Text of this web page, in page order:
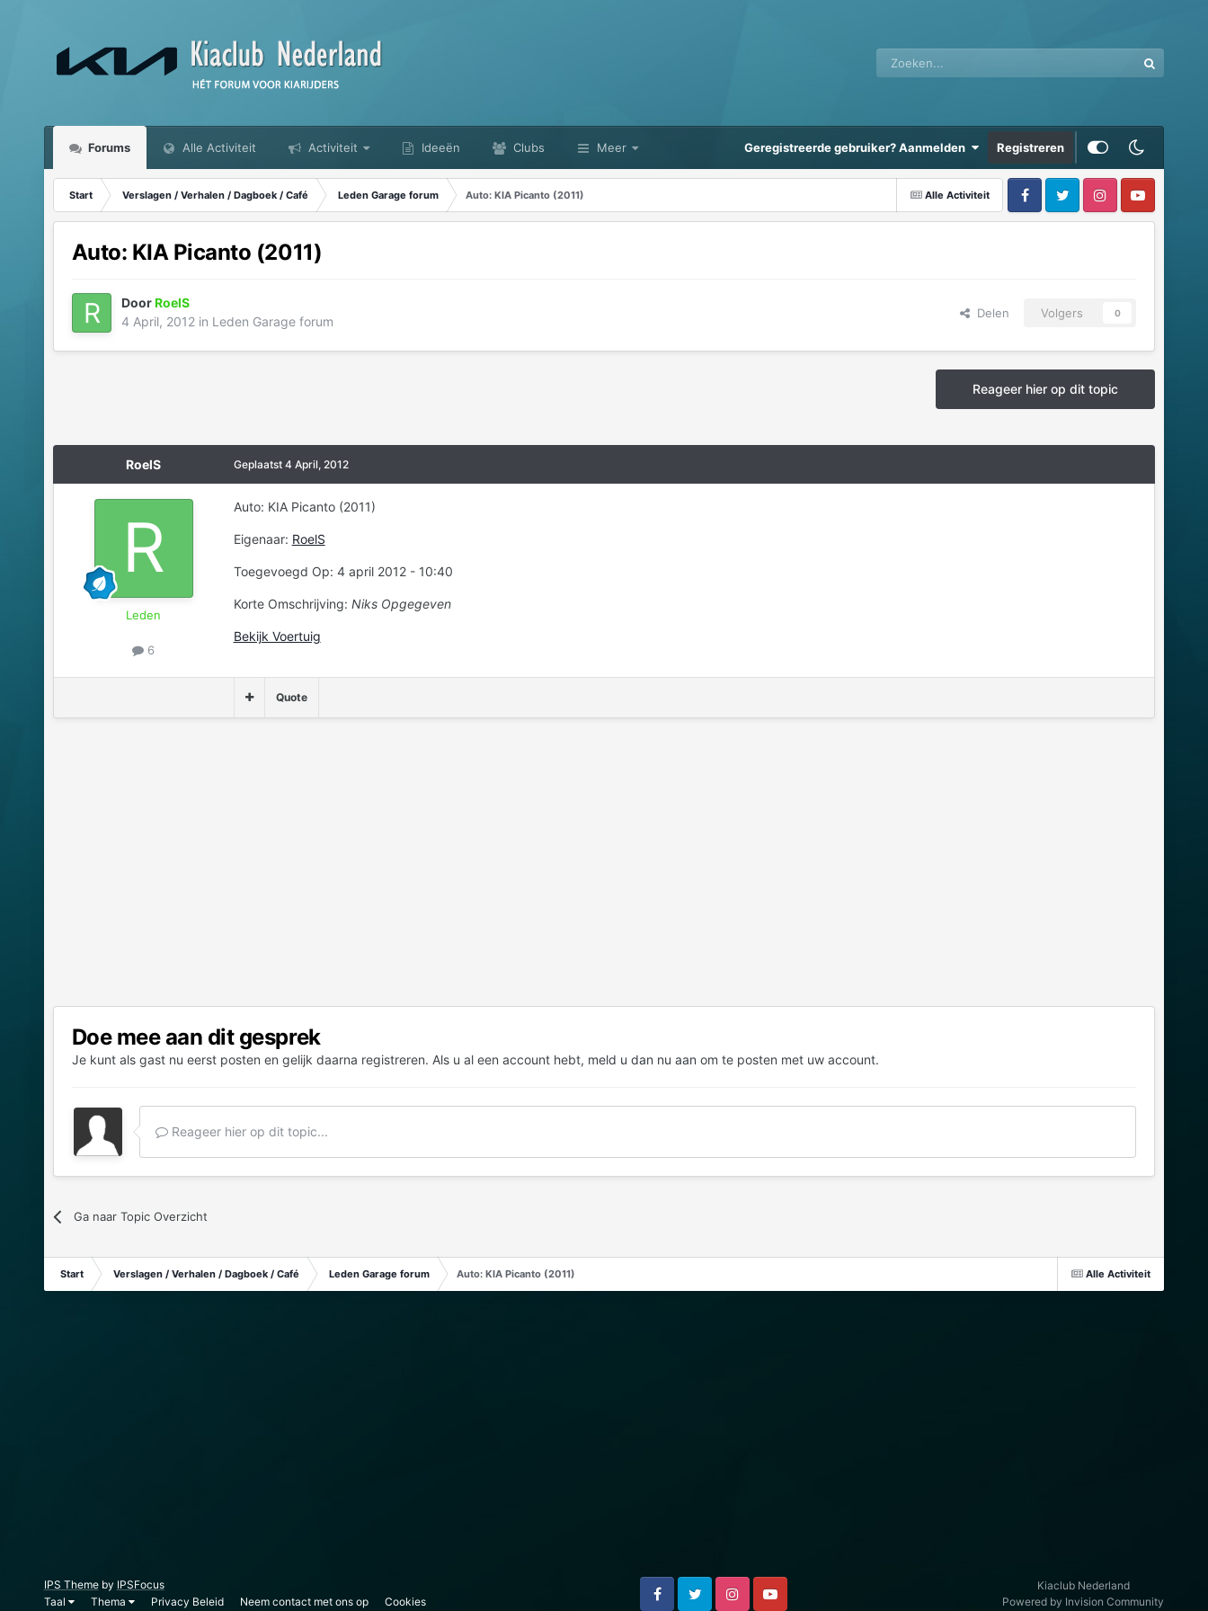
Forums Alle Activiteit Activiteit Ideeën Clubs Meer Geregistreerde gebruiker? Aanmelden Registreren
Alle Activiteit
Start Verslagen / Verhalen / Dagboek / Café Leden Garage forum Auto: KIA Picanto (2011)
Auto: KIA Picanto (2011)
DoorRoelS
4 April, 2012in Leden Garage forum
Delen Volgers 0
Reageer hier op dit topic
RoelS
Leden
6
Geplaatst 4 April, 2012
Auto: KIA Picanto (2011)
Eigenaar: RoelS
Toegevoegd Op: 4 april 2012 - 10:40
Korte Omschrijving: Niks Opgegeven
Bekijk Voertuig
Quote
Doe mee aan dit gesprek
Je kunt als gast nu eerst posten en gelijk daarna registreren. Als u al een account hebt, meld u dan nu aan om te posten met uw account.
Reageer hier op dit topic...
Ga naar Topic Overzicht
Alle Activiteit
Start Verslagen / Verhalen / Dagboek / Café Leden Garage forum Auto: KIA Picanto (2011)
IPS Themeby IPSFocus
Taal
Thema Privacy Beleid Neem contact met ons op Cookies
Kiaclub Nederland
Powered by Invision Community